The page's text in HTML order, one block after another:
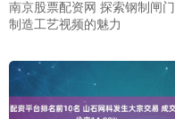
南京股票配资网 探索钢制闸门
制造工艺视频的魅力